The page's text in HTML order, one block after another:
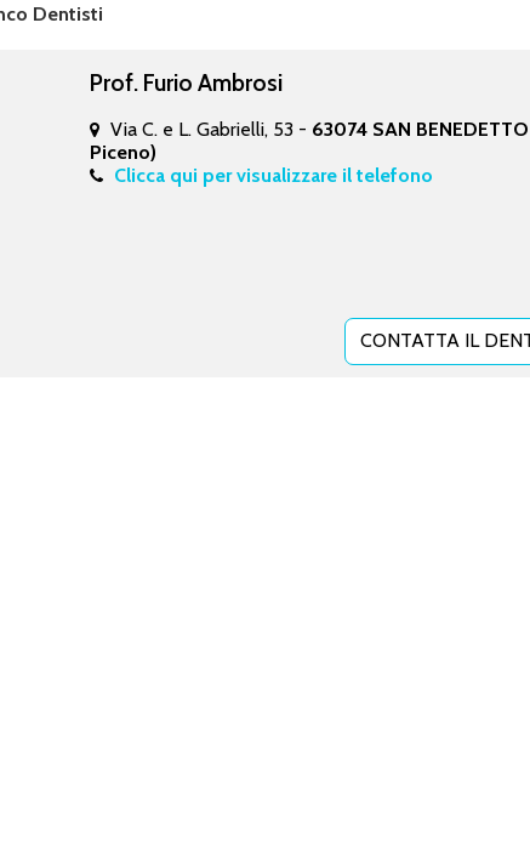
Dentisti
Prof. Furio Ambrosi
Via C. e L. Gabrielli, 53 - 63074 SAN
Piceno)
Clicca qui per visualizzare il telefono
CONTATTA IL